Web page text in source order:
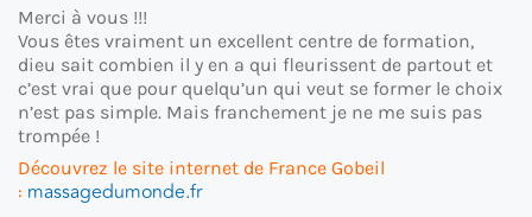
Merci à vous !!!
Vous êtes vraiment un excellent centre de formation,
dieu sait combien il y en a qui fleurissent de partout et
c’est vrai que pour quelqu’un qui veut se former le choix
n’est pas simple. Mais franchement je ne me suis pas
trompée !
Découvrez le site internet de France Gobeil
: massagedumonde.fr